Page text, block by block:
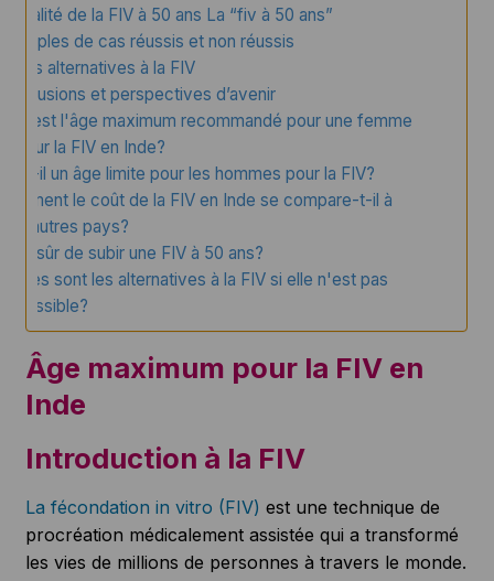
réalité de la FIV à 50 ans La “fiv à 50 ans”
de cas réussis et non réussis
alternatives à la FIV
et perspectives d’avenir
est l'âge maximum recommandé pour une femme
pour la FIV en Inde?
a-t-il un âge limite pour les hommes pour la FIV?
le coût de la FIV en Inde se compare-t-il à
d'autres pays?
il sûr de subir une FIV à 50 ans?
sont les alternatives à la FIV si elle n'est pas
possible?
Âge maximum pour la FIV en
Inde
Introduction à la FIV
La fécondation in vitro (FIV) est une technique de
procréation médicalement assistée qui a transformé
les vies de millions de personnes à travers le monde.